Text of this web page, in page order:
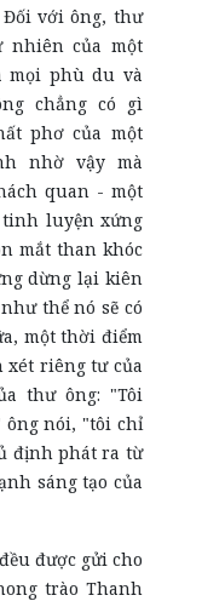
với ông, thư
của một
mọi phù du và
chẳng có gì
phơ của một
nhờ vậy mà
quan - một
luyện xứng
mắt than khóc
dừng lại kiên
thể nó sẽ có
một thời điểm
xét riêng tư của
thư ông: "Tôi
ông nói, "tôi chỉ
định phát ra từ
sáng tạo của
được gửi cho
trào Thanh